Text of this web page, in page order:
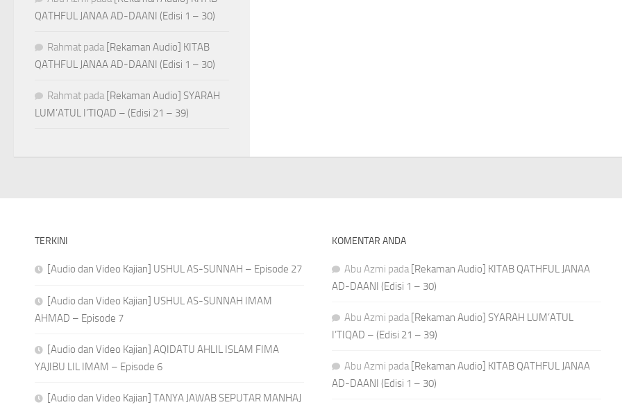
QATHFUL JANAA AD-DAANI (Edisi 1 – 30)
Rahmat pada [Rekaman Audio] KITAB
QATHFUL JANAA AD-DAANI (Edisi 1 – 30)
Rahmat pada [Rekaman Audio] SYARAH
LUM’ATUL I’TIQAD – (Edisi 21 – 39)
TERKINI
[Audio dan Video Kajian] USHUL AS-SUNNAH – Episode 27
[Audio dan Video Kajian] USHUL AS-SUNNAH IMAM
AHMAD – Episode 7
[Audio dan Video Kajian] AQIDATU AHLIL ISLAM FIMA
YAJIBU LIL IMAM – Episode 6
[Audio dan Video Kajian] TANYA JAWAB SEPUTAR MANHAJ
KOMENTAR ANDA
Abu Azmi pada [Rekaman Audio] KITAB QATHFUL JANAA
AD-DAANI (Edisi 1 – 30)
Abu Azmi pada [Rekaman Audio] SYARAH LUM’ATUL
I’TIQAD – (Edisi 21 – 39)
Abu Azmi pada [Rekaman Audio] KITAB QATHFUL JANAA
AD-DAANI (Edisi 1 – 30)